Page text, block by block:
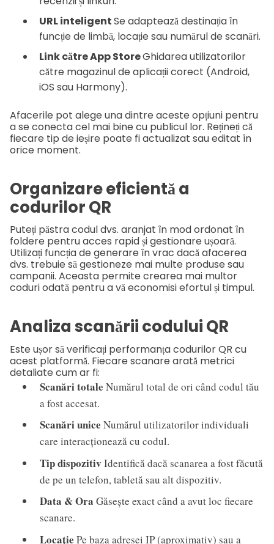
URL inteligentSe adaptează destinația în
funcție de limbă, locație sau numărul de scanări.
Link către App StoreGhidarea utilizatorilor
către magazinul de aplicații corect (Android,
iOS sau Harmony).
Afacerile pot alege una dintre aceste opțiuni pentru
a se conecta cel mai bine cu publicul lor. Rețineți că
fiecare tip de ieșire poate fi actualizat sau editat în
orice moment.
Organizare eficientă a
codurilor QR
Puteți păstra codul dvs. aranjat în mod ordonat în
foldere pentru acces rapid și gestionare ușoară.
Utilizați funcția de generare în vrac dacă afacerea
dvs. trebuie să gestioneze mai multe produse sau
campanii. Aceasta permite crearea mai multor
coduri odată pentru a vă economisi efortul și timpul.
Analiza scanării codului QR
Este ușor să verificați performanța codurilor QR cu
acest platformă. Fiecare scanare arată metrici
detaliate cum ar fi:
Scanări totale Numărul total de ori când codul tău
a fost accesat.
Scanări unice Numărul utilizatorilor individuali
care interacționează cu codul.
Tip dispozitiv Identifică dacă scanarea a fost făcută
de pe un telefon, tabletă sau alt dispozitiv.
Data & Ora Găsește exact când a avut loc fiecare
scanare.
Locație Pe baza adresei IP (aproximativ) sau a